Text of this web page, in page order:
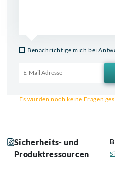
Benachrichtige mich bei
Es wurden noch keine Fragen
Sicherheits- und
Produktressourcen